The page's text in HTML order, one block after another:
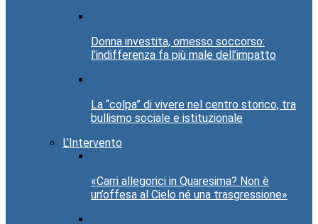
Donna investita, omesso soccorso:
l’indifferenza fa più male dell’impatto
La “colpa” di vivere nel centro storico, tra
bullismo sociale e istituzionale
L’Intervento
«Carri allegorici in Quaresima? Non è
un’offesa al Cielo né una trasgressione»